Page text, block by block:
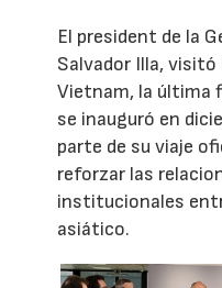
El president de la
Salvador Illa, visitó
Vietnam, la última
se inauguró en
parte de su viaje
reforzar las
institucionales
asiático.